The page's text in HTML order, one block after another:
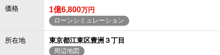
価格 1億6,800万円
ローンシミュレーション
所在地 東京都江東区豊洲３丁目
周辺地図